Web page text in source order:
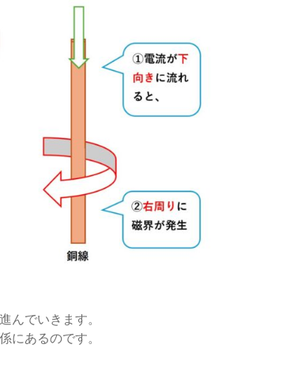
でいきます。
あるのです。